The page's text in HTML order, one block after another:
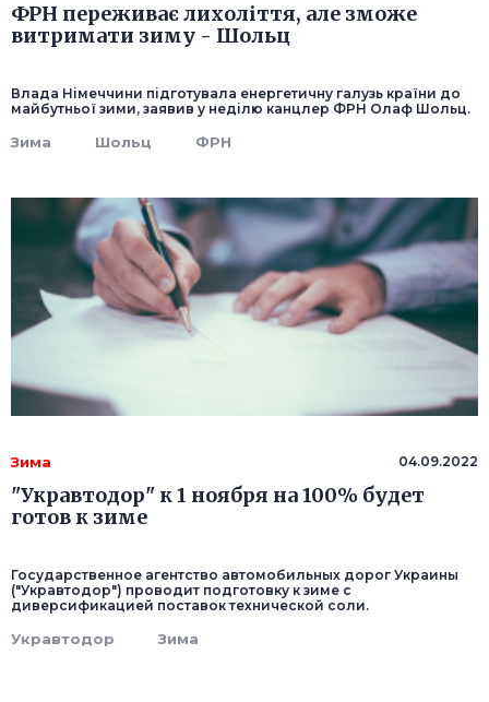
ФРН переживає лихоліття, але зможе
витримати зиму - Шольц
Влада Німеччини підготувала енергетичну галузь країни до
майбутньої зими, заявив у неділю канцлер ФРН Олаф Шольц.
Зима Шольц ФРН
Зима 04.09.2022
"Укравтодор" к 1 ноября на 100% будет
готов к зиме
Государственное агентство автомобильных дорог Украины
("Укравтодор") проводит подготовку к зиме с
диверсификацией поставок технической соли.
Укравтодор Зима